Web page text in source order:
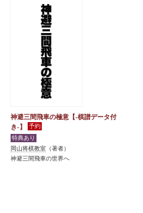
神避三間飛車の極意【-棋譜データ付
き-】
岡山将棋教室 （著者）
神避三間飛車の世界へ